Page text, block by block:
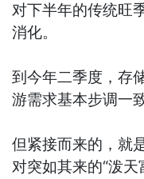
对下半年的传统旺
消化。
到今年二季度，存
游需求基本步调一
但紧接而来的，就
对突如其来的“泼